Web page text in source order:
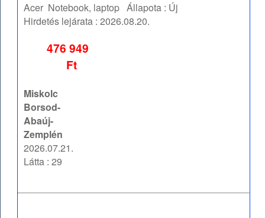
Acer Notebook, laptop Állapota : Új
Hirdetés lejárata :2026.08.20.
476 949
Ft
Miskolc
Borsod-
Abaúj-
Zemplén
2026.07.21.
Látta : 29